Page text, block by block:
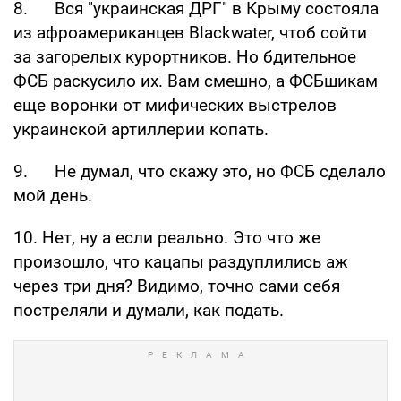
будет незаметнее.
6. Уровень недовольства в Крыму
насколько высок, что ФСБ вынуждена
отвлекать внимание ваты "массированными
обстрелами Укров".
7. Оккупанты сообщили, что актер на роль
украинского шпиона найден.
8. Вся "украинская ДРГ" в Крыму состояла
из афроамериканцев Blackwater, чтоб сойти
за загорелых курортников. Но бдительное
ФСБ раскусило их. Вам смешно, а ФСБшикам
украинской артиллерии копать.